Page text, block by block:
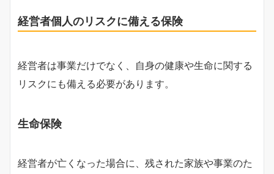
経営者個人のリスクに備える保険
経営者は事業だけでなく、自身の健康や生命に関する
リスクにも備える必要があります。
生命保険
経営者が亡くなった場合に、残された家族や事業のた